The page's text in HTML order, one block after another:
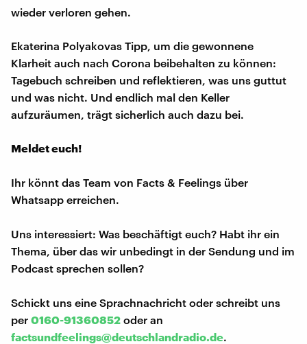
wieder verloren gehen.
Ekaterina Polyakovas Tipp, um die gewonnene
Klarheit auch nach Corona beibehalten zu können:
Tagebuch schreiben und reflektieren, was uns guttut
und was nicht. Und endlich mal den Keller
aufzuräumen, trägt sicherlich auch dazu bei.
Meldet euch!
Ihr könnt das Team von Facts & Feelings über
Whatsapp erreichen.
Uns interessiert: Was beschäftigt euch? Habt ihr ein
Thema, über das wir unbedingt in der Sendung und im
Podcast sprechen sollen?
Schickt uns eine Sprachnachricht oder schreibt uns
per 0160-91360852 oder an
factsundfeelings@deutschlandradio.de.